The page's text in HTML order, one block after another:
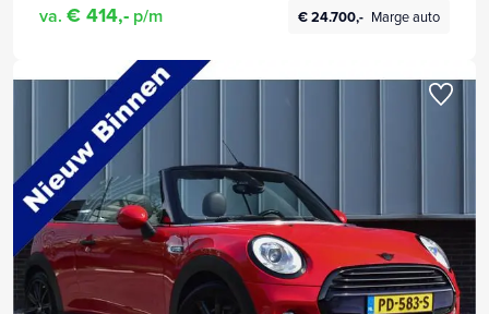
va. € 414,- p/m € 24.700,- Marge auto